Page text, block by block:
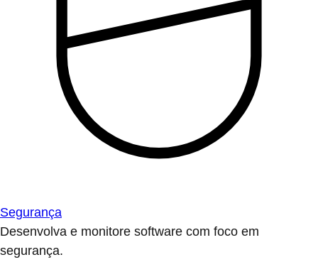
Segurança
Desenvolva e monitore software com foco em
segurança.